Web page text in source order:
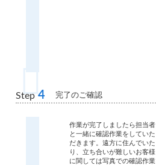
Step 4 完了のご確認
作業が完了しましたら担当者
と一緒に確認作業をしていた
だきます。遠方に住んでいた
り、立ち合いが難しいお客様
に関しては写真での確認作業